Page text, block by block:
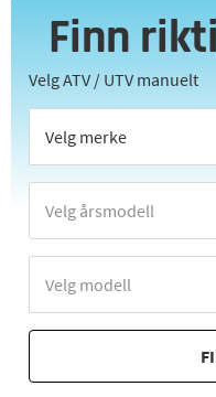
Finn
Velg ATV / UTV manuelt